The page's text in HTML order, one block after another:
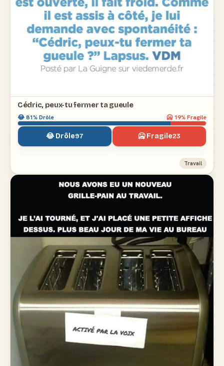
Cédric, peux-tu fermer ta gueule
😂81% Drôle 🥶19% Fragile
😂 Drôle97 🥶 Fragile23
Travail